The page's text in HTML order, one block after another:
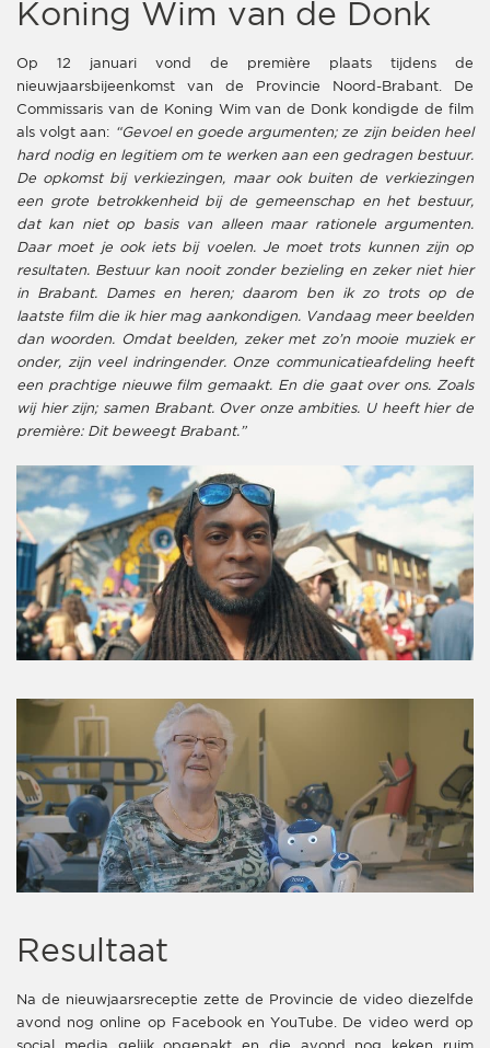
Koning Wim van de Donk
Op 12 januari vond de première plaats tijdens de
nieuwjaarsbijeenkomst van de Provincie Noord-Brabant. De
Commissaris van de Koning Wim van de Donk kondigde de film
als volgt aan:
“Gevoel en goede argumenten; ze zijn beiden heel
hard nodig en legitiem om te werken aan een gedragen bestuur.
De opkomst bij verkiezingen, maar ook buiten de verkiezingen
een grote betrokkenheid bij de gemeenschap en het bestuur,
dat kan niet op basis van alleen maar rationele argumenten.
Daar moet je ook iets bij voelen. Je moet trots kunnen zijn op
resultaten. Bestuur kan nooit zonder bezieling en zeker niet hier
in Brabant. Dames en heren; daarom ben ik zo trots op de
laatste film die ik hier mag aankondigen. Vandaag meer beelden
dan woorden. Omdat beelden, zeker met zo’n mooie muziek er
onder, zijn veel indringender. Onze communicatieafdeling heeft
een prachtige nieuwe film gemaakt. En die gaat over ons. Zoals
wij hier zijn; samen Brabant. Over onze ambities. U heeft hier de
première: Dit beweegt Brabant.”
Resultaat
Na de nieuwjaarsreceptie zette de Provincie de video diezelfde
avond nog online op Facebook en YouTube. De video werd op